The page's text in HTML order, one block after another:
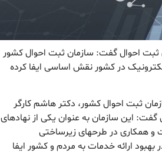
ثبت احوال گفت: سازمان ثبت احوال کشور
در کشور نقش اساسی ایفا کرده
ثبت احوال کشور، دکتر هاشم کارگر
این سازمان به عنوان یکی از نهادهای
و همکاری در طرحهای زیرساختی
ارائه خدمات به مردم و کشور ایفا